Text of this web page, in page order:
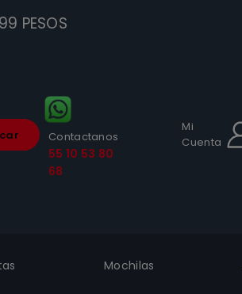
PESOS
Contactanos
55 10 53 80
68
Mi
Cuenta
Mochilas